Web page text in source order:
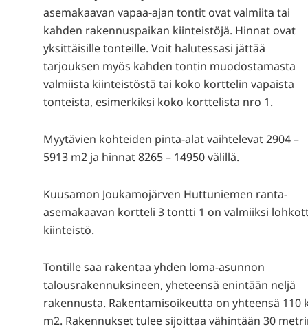
asemakaavan vapaa-ajan tontit ovat valmiita tai
kahden rakennuspaikan kiinteistöjä. Hinnat ovat
yksittäisille tonteille. Voit halutessasi jättää
tarjouksen myös kahden tontin muodostamasta
valmiista kiinteistöstä tai koko korttelin vapaista
tonteista, esimerkiksi koko korttelista nro 1.
Myytävien kohteiden pinta-alat vaihtelevat 2904 –
5913 m2 ja hinnat 8265 – 14950 välillä.
Kuusamon Joukamojärven Huttuniemen ranta-
asemakaavan kortteli 3 tontti 1 on valmiiksi
kiinteistö.
Tontille saa rakentaa yhden loma-asunnon
talousrakennuksineen, yheteensä enintään neljä
rakennusta. Rakentamisoikeutta on yhteensä 110
m2. Rakennukset tulee sijoittaa vähintään 30